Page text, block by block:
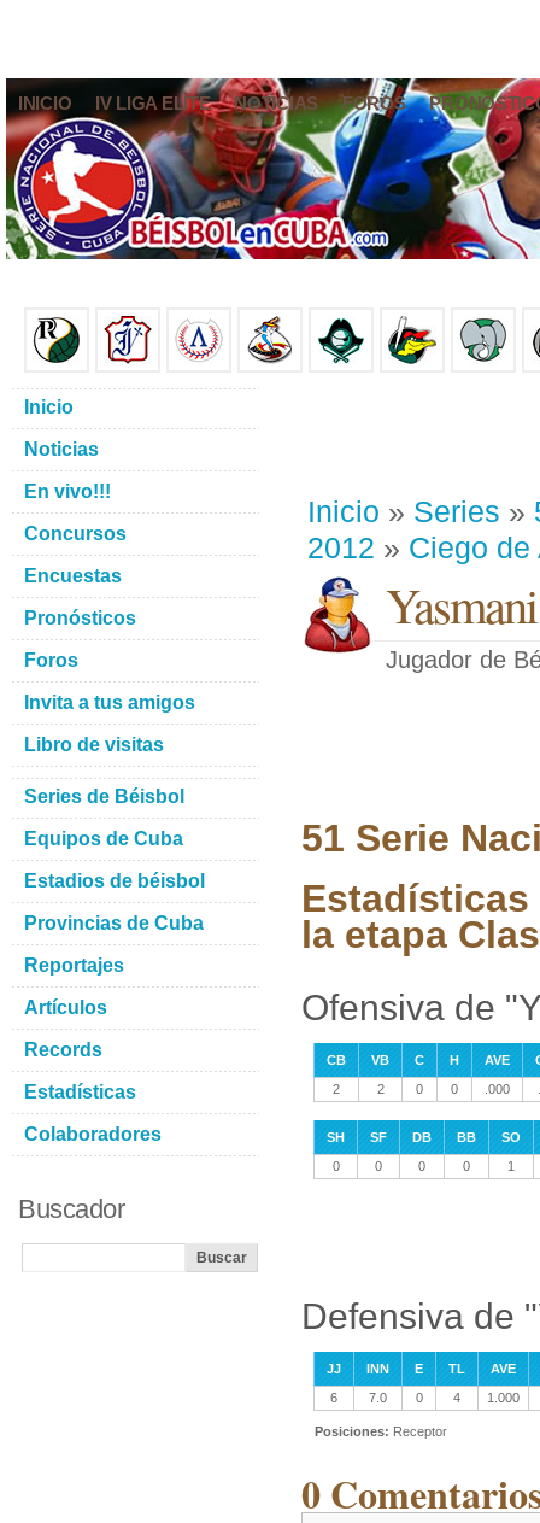
INICIO IV LIGA ELITE NOTICIAS FOROS
Inicio » Series »
2012 » Ciego de
Jugador de
51 Serie
Estadísticas
la etapa
Ofensiva de
CB VB C H AVE
2
2 0 0 .000
SH SF DB BB
SO
0
0 0 0 1
Defensiva de
JJ INN E TL
AVE
6
7.0 0 4 1.000
Posiciones: Receptor
0
Inicio
Noticias
En vivo!!!
Concursos
Encuestas
Pronósticos
Foros
Invita a tus amigos
Libro de visitas
Series de Béisbol
Equipos de Cuba
Estadios de béisbol
Provincias de Cuba
Reportajes
Artículos
Records
Estadísticas
Colaboradores
Buscador